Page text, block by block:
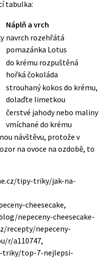
tabulka:
Náplň a vrch
navrch rozehřátá
pomazánka Lotus
do krému rozpuštěná
hořká čokoláda
strouhaný kokos do krému,
dolaďte limetkou
čerstvé jahody nebo maliny
vmíchané do krému
návštěvu, protože v
na ovoce na ozdobě, to
tipy-triky/jak-na-
cheesecake,
nepeceny-cheesecake-
recepty/nepeceny-
r/a110747,
triky/top-7-nejlepsi-